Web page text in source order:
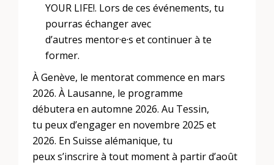
YOUR LIFE!. Lors de ces événements, tu
pourras échanger avec
d’autres mentor·e·s et continuer à te
former.
À Genève, le mentorat commence en mars
2026. À Lausanne, le programme
débutera en automne 2026. Au Tessin,
tu peux d’engager en novembre 2025 et
2026. En Suisse alémanique, tu
peux s’inscrire à tout moment à partir d’août